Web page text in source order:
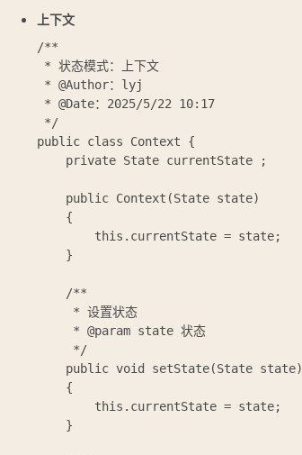
上下文
/**
* 状态模式：上下文
* @Author：lyj
* @Date：2025/5/22 10:17
*/
public class Context {
    private State currentState ;
    public Context(State state)
    {
        this.currentState = state;
    }
    /**
     * 设置状态
     * @param state 状态
     */
    public void setState(State state)
    {
        this.currentState = state;
    }